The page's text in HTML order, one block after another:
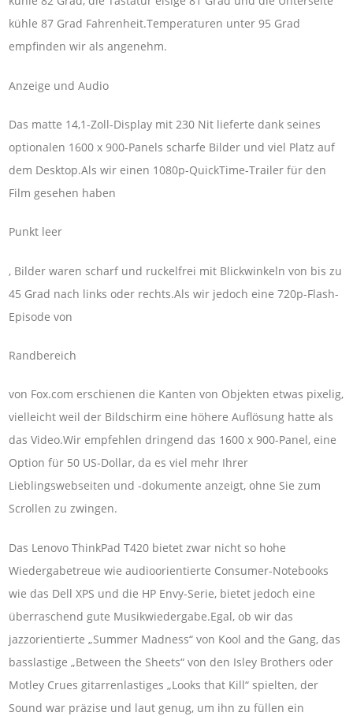
kühle 87 Grad Fahrenheit.Temperaturen unter 95 Grad
empfinden wir als angenehm.
Anzeige und Audio
Das matte 14,1-Zoll-Display mit 230 Nit lieferte dank seines
optionalen 1600 x 900-Panels scharfe Bilder und viel Platz auf
dem Desktop.Als wir einen 1080p-QuickTime-Trailer für den
Film gesehen haben
Punkt leer
, Bilder waren scharf und ruckelfrei mit Blickwinkeln von bis zu
45 Grad nach links oder rechts.Als wir jedoch eine 720p-Flash-
Episode von
Randbereich
von Fox.com erschienen die Kanten von Objekten etwas pixelig,
vielleicht weil der Bildschirm eine höhere Auflösung hatte als
das Video.Wir empfehlen dringend das 1600 x 900-Panel, eine
Option für 50 US-Dollar, da es viel mehr Ihrer
Lieblingswebseiten und -dokumente anzeigt, ohne Sie zum
Scrollen zu zwingen.
Das Lenovo ThinkPad T420 bietet zwar nicht so hohe
Wiedergabetreue wie audioorientierte Consumer-Notebooks
wie das Dell XPS und die HP Envy-Serie, bietet jedoch eine
überraschend gute Musikwiedergabe.Egal, ob wir das
jazzorientierte „Summer Madness“ von Kool and the Gang, das
basslastige „Between the Sheets“ von den Isley Brothers oder
Motley Crues gitarrenlastiges „Looks that Kill“ spielten, der
Sound war präzise und laut genug, um ihn zu füllen ein